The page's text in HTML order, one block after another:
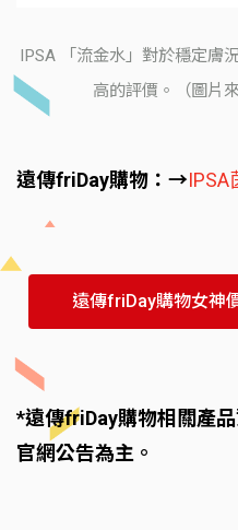
IPSA 「流金水」對於穩定膚
高的評價。（圖片
遠傳friDay購物：→IPSA
遠傳friDay購物女神
*遠傳friDay購物相關產
官網公告為主。